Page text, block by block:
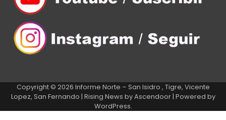
Copyright © 2026 Informe Norte – San Isidro , Tigre, Vicente
Lopez, San Fernando | Rising News byAscendoor| Powered by
WordPress.